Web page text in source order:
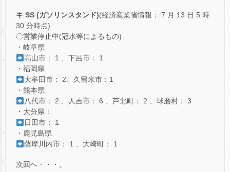
キ SS (ガソリンスタンド)(経済産業省情報： 7 月 13 日 5 時
30 分時点)
〇営業停止中(冠水等によるもの)
・岐阜県
高山市： 1 、下呂市： 1
・福岡県
大牟田市： 2、久留米市：1
・熊本県
八代市： 2 、人吉市： 6 、芦北町： 2 、球磨村： 3
・大分県：
日田市： 1
・鹿児島県
薩摩川内市： 1 、大崎町： 1
次回へ・・・。